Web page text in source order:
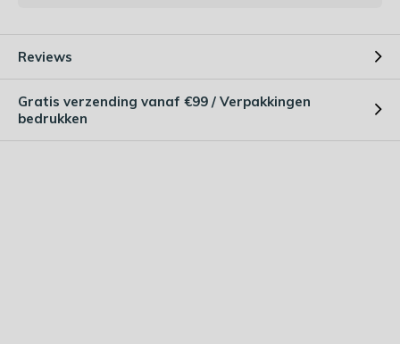
Reviews
Gratis verzending vanaf €99 / Verpakkingen
bedrukken